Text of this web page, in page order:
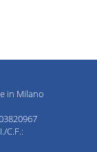
in Milano
C.F.: